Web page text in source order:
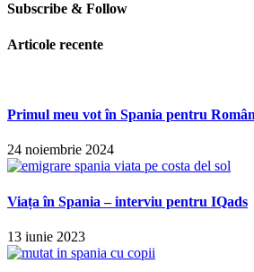
Subscribe & Follow
Articole recente
Primul meu vot în Spania pentru
24 noiembrie 2024
Viața în Spania – interviu pentru IQads
13 iunie 2023